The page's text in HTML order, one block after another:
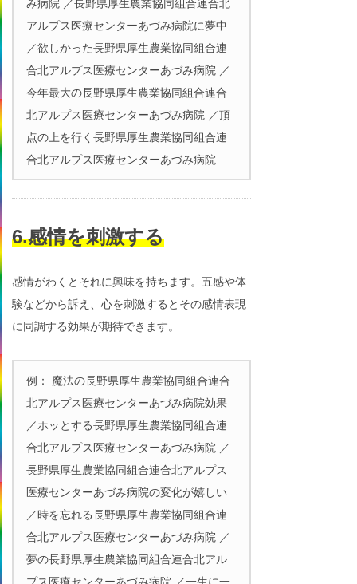
み病院 ／長野県厚生農業協同組合連合北
アルプス医療センターあづみ病院に夢中
／欲しかった長野県厚生農業協同組合連
合北アルプス医療センターあづみ病院 ／
今年最大の長野県厚生農業協同組合連合
北アルプス医療センターあづみ病院 ／頂
点の上を行く長野県厚生農業協同組合連
合北アルプス医療センターあづみ病院
6.感情を刺激する
感情がわくとそれに興味を持ちます。五感や体
験などから訴え、心を刺激するとその感情表現
に同調する効果が期待できます。
例： 魔法の長野県厚生農業協同組合連合
北アルプス医療センターあづみ病院効果
／ホッとする長野県厚生農業協同組合連
合北アルプス医療センターあづみ病院 ／
長野県厚生農業協同組合連合北アルプス
医療センターあづみ病院の変化が嬉しい
／時を忘れる長野県厚生農業協同組合連
合北アルプス医療センターあづみ病院 ／
夢の長野県厚生農業協同組合連合北アル